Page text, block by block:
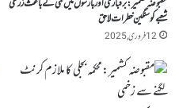
مقبوضہ کشمیر:برفباری اور بارشوں میں کمی کے باعث زرعی
شعبے کو سنگین خطرات لاحق
12 فروری, 2025